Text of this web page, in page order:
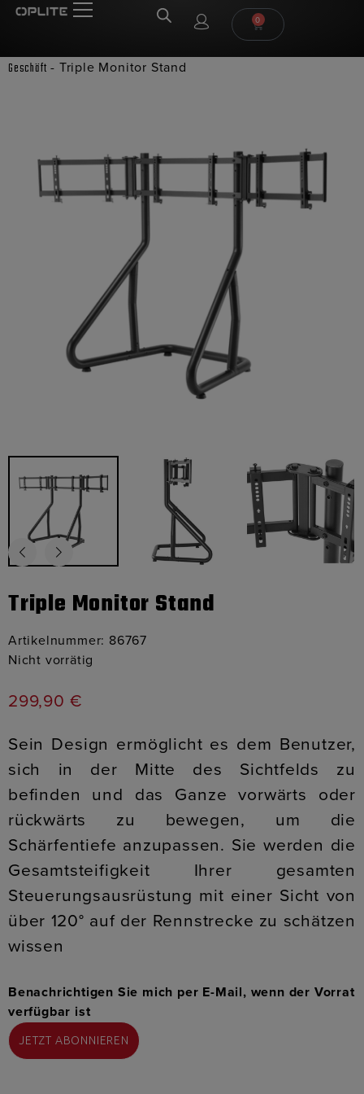
0
Geschäft - Triple Monitor Stand
Triple Monitor Stand
Artikelnummer: 86767
Nicht vorrätig
299,90 €
Sein Design ermöglicht es dem Benutzer,
sich in der Mitte des Sichtfelds zu
befinden und das Ganze vorwärts oder
rückwärts zu bewegen, um die
Schärfentiefe anzupassen. Sie werden die
Gesamtsteifigkeit Ihrer gesamten
Steuerungsausrüstung mit einer Sicht von
über 120° auf der Rennstrecke zu schätzen
wissen
Benachrichtigen Sie mich per E-Mail, wenn der Vorrat
verfügbar ist